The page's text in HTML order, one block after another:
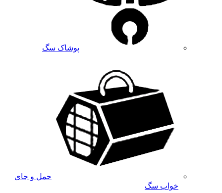
پوشاک سگ
حمل و جای
خواب سگ